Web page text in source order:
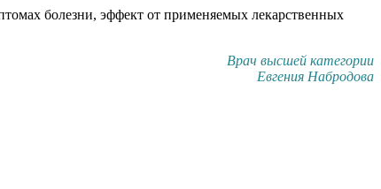
болезни, эффект от применяемых лекарственных
Врач высшей категории
Евгения Набродова